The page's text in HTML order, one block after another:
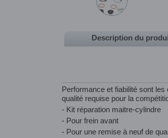
Description du
Performance et fiabilité sont
qualité requise pour la
- Kit réparation maitre-cylindre
- Pour frein avant
- Pour une remise à neuf de